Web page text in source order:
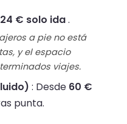
24 € solo ida.
a pie no está
y el espacio
viajes.
: Desde 60 €
punta.